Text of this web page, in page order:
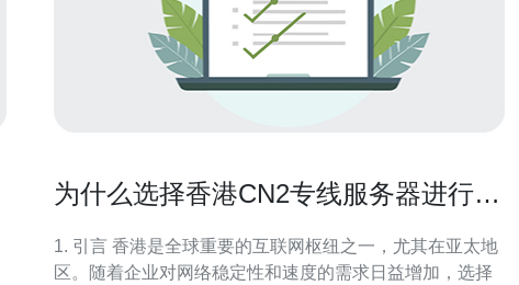
为什么选择香港CN2专线服务器进行业
1. 引言 香港是全球重要的互联网枢纽之一，尤其在亚太地
区。随着企业对网络稳定性和速度的需求日益增加，选择